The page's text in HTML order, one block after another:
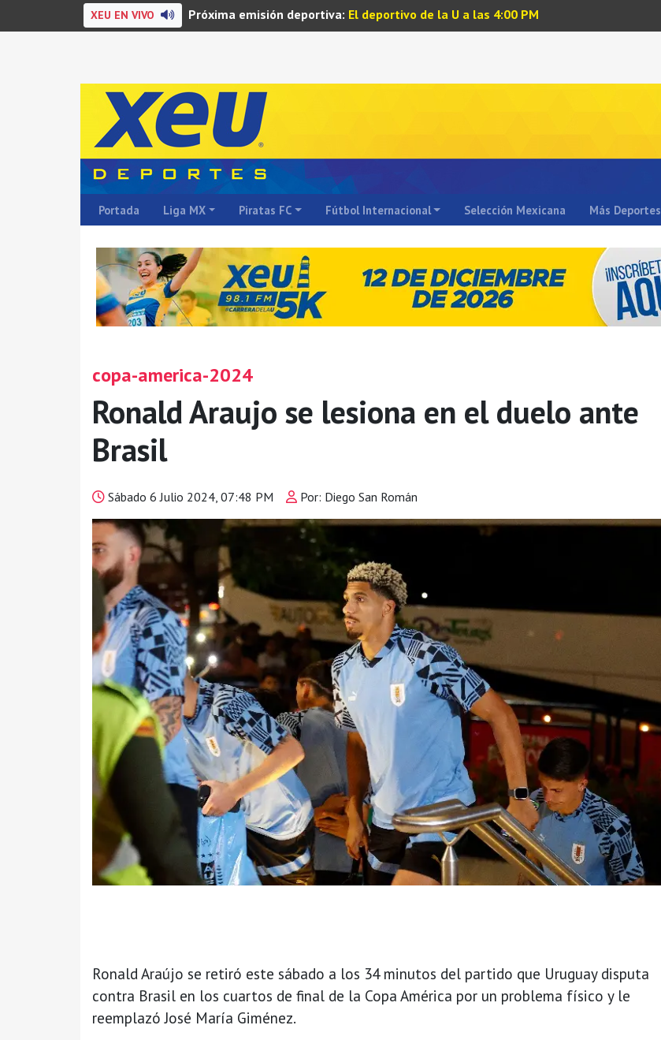
XEU EN VIVO Próxima emisión deportiva: El deportivo de la U a las 4:00 PM
Portada Liga MX Piratas FC Fútbol Internacional Selección Mexicana Más Deportes
copa-america-2024
Ronald Araujo se lesiona en el duelo ante
Brasil
Sábado 6 Julio 2024, 07:48 PM Por: Diego San Román
Ronald Araújo se retiró este sábado a los 34 minutos del partido que Uruguay disputa
contra Brasil en los cuartos de final de la Copa América por un problema físico y le
reemplazó José María Giménez.